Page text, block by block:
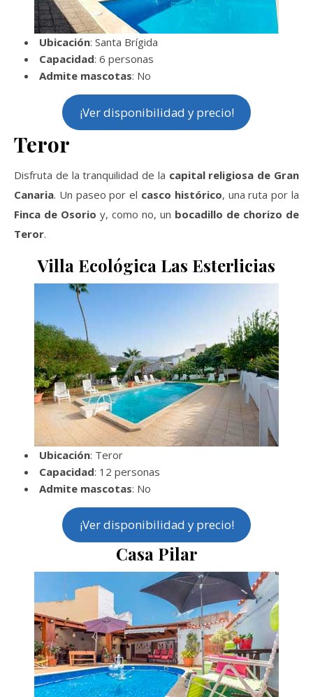
Ubicación: Santa Brígida
Capacidad: 6 personas
Admite mascotas: No
¡Ver disponibilidad y precio!
Teror
Disfruta de la tranquilidad de la capital religiosa de Gran
Canaria. Un paseo por el casco histórico, una ruta por la
Finca de Osorio y, como no, un bocadillo de chorizo de
Teror.
Villa Ecológica Las Esterlicias
Ubicación: Teror
Capacidad: 12 personas
Admite mascotas: No
¡Ver disponibilidad y precio!
Casa Pilar